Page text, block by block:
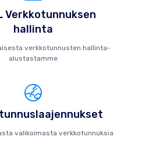
Verkkotunnuksen
hallinta
verkkotunnusten hallinta-
alustastamme
valikoimasta verkkotunnuksia